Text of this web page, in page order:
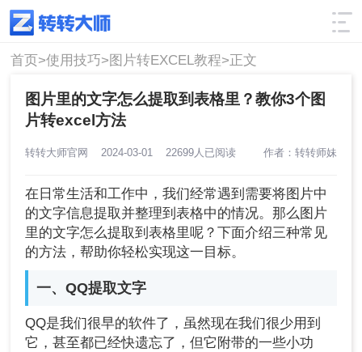
使用技巧 筛选
首页>使用技巧>图片转EXCEL教程>正文
图片里的文字怎么提取到表格里？教你3个图
片转excel方法
转转大师官网 2024-03-01 22699人已阅读 作者：转转师妹
在日常生活和工作中，我们经常遇到需要将图片中
的文字信息提取并整理到表格中的情况。那么图片
里的文字怎么提取到表格里呢？下面介绍三种常见
的方法，帮助你轻松实现这一目标。
一、QQ提取文字
QQ是我们很早的软件了，虽然现在我们很少用到
它，甚至都已经快遗忘了，但它附带的一些小功